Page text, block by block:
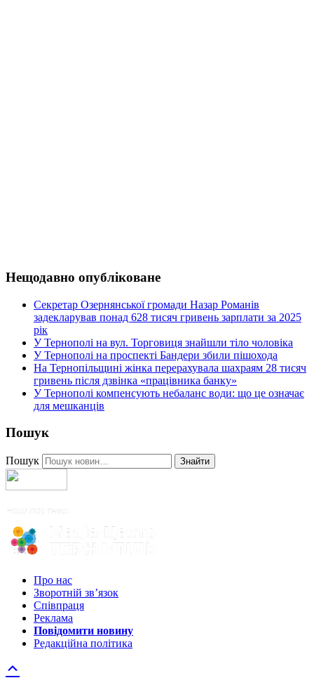
Нещодавно опубліковане
Секретар Озернянської громади Назар Романів
задекларував понад 628 тисяч гривень зарплати за 2025
рік
У Тернополі на вул. Торговиця знайшли тіло чоловіка
У Тернополі на проспекті Бандери збили пішохода
На Тернопільщині жінка перерахувала шахраям 28 тисяч
гривень після дзвінка «працівника банку»
У Тернополі компенсують небаланс води: що це означає
для мешканців
Пошук
Пошук Знайти
Про нас
Зворотній зв’язок
Співпраця
Реклама
Повідомити новину
Редакційна політика